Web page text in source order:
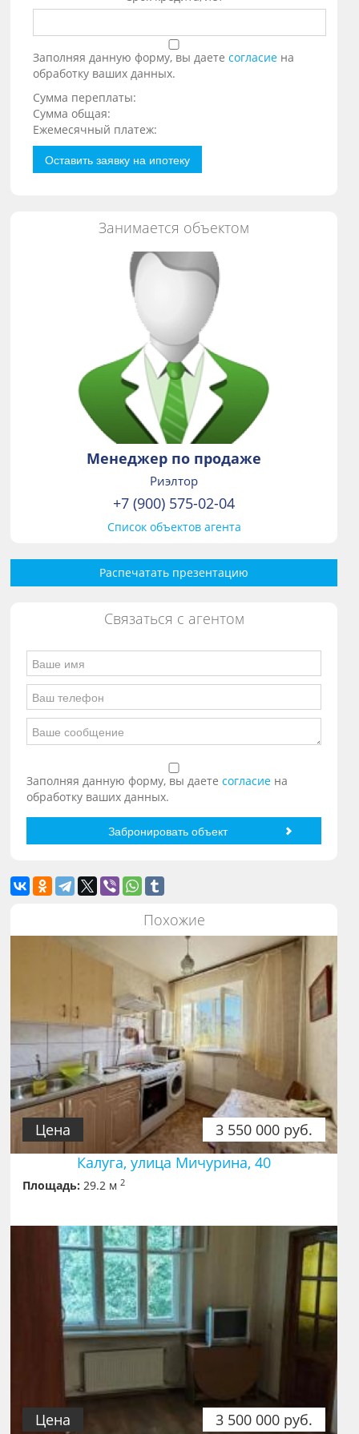
Заполняя данную форму, вы даетесогласие на
обработку ваших данных.
Сумма переплаты:
Сумма общая:
Ежемесячный платеж:
Оставить заявку на ипотеку
Занимается объектом
Менеджер по продаже
Риэлтор
+7 (900) 575-02-04
Список объектов агента
Распечатать презентацию
Связаться с агентом
Заполняя данную форму, вы даетесогласие на
обработку ваших данных.
Похожие
3 550 000 руб.
Цена
Калуга, улица Мичурина, 40
Площадь: 29.2 м2
3 500 000 руб.
Цена